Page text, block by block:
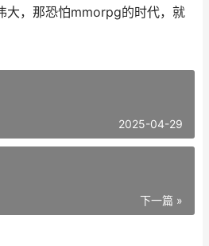
大，那恐怕mmorpg的时代，就
2025-04-29
下一篇 »